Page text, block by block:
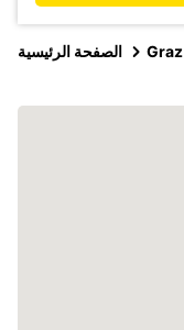
الصفحة الرئيسية Graz